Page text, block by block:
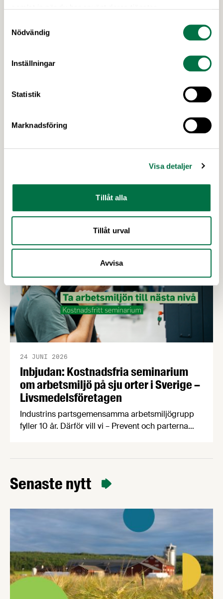
Nödvändig
Inställningar
Statistik
Marknadsföring
Visa detaljer
Tillåt alla
Tillåt urval
Avvisa
om i landet på följande datum: …
Branschträffar i höst - anmälan öppen!
I höst arrangerar vi våra uppskattade
branschträffar i Umeå, Malmö och Göteborg.
informera om aktuella frågor samtidigt som du
kan träffa branschkollegor och utbyta
erfarenheter. På Livsmedelsföretagens
viktiga för livsmedelsföretagare att ha koll på.
Inbjudan: Kostnadsfria seminarium
om arbetsmiljö på sju orter i Sverige –
Livsmedelsföretagen
24 JUNI 2026
Industrins partsgemensamma arbetsmiljögrupp
fyller 10 år. Därför vill vi – Prevent och parterna
halvdagsseminarium om arbetsmiljö.
Under seminariet kommer du att få med dig ett
föreläsningspass med …
Senaste nytt